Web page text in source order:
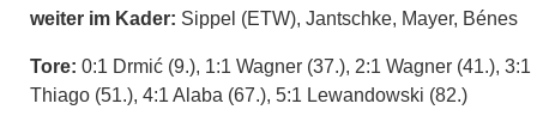
weiter im Kader: Sippel (ETW), Jantschke, Mayer, Bénes
Tore: 0:1 Drmić (9.), 1:1 Wagner (37.), 2:1 Wagner (41.), 3:1
Thiago (51.), 4:1 Alaba (67.), 5:1 Lewandowski (82.)